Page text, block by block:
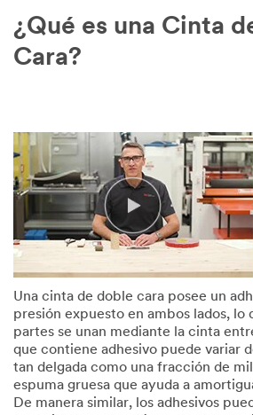
¿Qué es una Cinta
Cara?
Una cinta de doble cara posee un
presión expuesto en ambos lados, lo
partes se unan mediante la cinta
que contiene adhesivo puede variar
tan delgada como una fracción de
espuma gruesa que ayuda a
De manera similar, los adhesivos